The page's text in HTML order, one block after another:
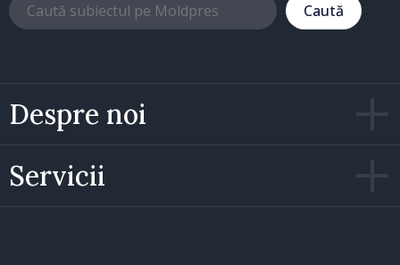
Despre noi
Servicii
Caută